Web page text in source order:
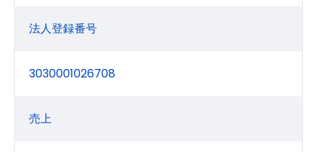
法人登録番号
3030001026708
売上